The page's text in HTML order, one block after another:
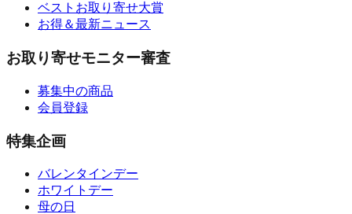
ベストお取り寄せ大賞
お得＆最新ニュース
お取り寄せモニター審査
募集中の商品
会員登録
特集企画
バレンタインデー
ホワイトデー
母の日